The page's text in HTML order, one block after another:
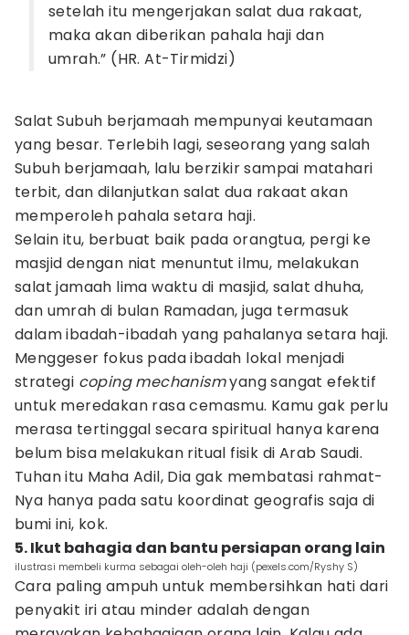
setelah itu mengerjakan salat dua rakaat,
maka akan diberikan pahala haji dan
umrah.” (HR. At-Tirmidzi)
Salat Subuh berjamaah mempunyai keutamaan
yang besar. Terlebih lagi, seseorang yang salah
Subuh berjamaah, lalu berzikir sampai matahari
terbit, dan dilanjutkan salat dua rakaat akan
memperoleh pahala setara haji.
Selain itu, berbuat baik pada orangtua, pergi ke
masjid dengan niat menuntut ilmu, melakukan
salat jamaah lima waktu di masjid, salat dhuha,
dan umrah di bulan Ramadan, juga termasuk
dalam ibadah-ibadah yang pahalanya setara haji.
Menggeser fokus pada ibadah lokal menjadi
strategi coping mechanismyang sangat efektif
untuk meredakan rasa cemasmu. Kamu gak perlu
merasa tertinggal secara spiritual hanya karena
belum bisa melakukan ritual fisik di Arab Saudi.
Tuhan itu Maha Adil, Dia gak membatasi rahmat-
Nya hanya pada satu koordinat geografis saja di
bumi ini, kok.
5. Ikut bahagia dan bantu persiapan orang lain
ilustrasi membeli kurma sebagai oleh-oleh haji (pexels.com/Ryshy S)
Cara paling ampuh untuk membersihkan hati dari
penyakit iri atau minder adalah dengan